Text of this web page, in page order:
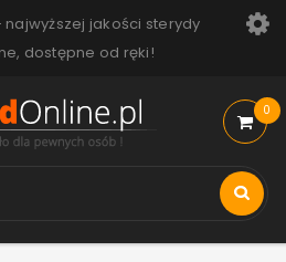
najwyższej jakości sterydy
dostępne od ręki!
0